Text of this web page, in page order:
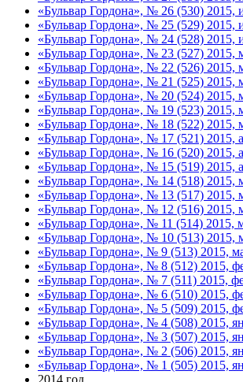
«Бульвар Гордона», № 26 (530) 2015,
«Бульвар Гордона», № 25 (529) 2015,
«Бульвар Гордона», № 24 (528) 2015,
«Бульвар Гордона», № 23 (527) 2015,
«Бульвар Гордона», № 22 (526) 2015,
«Бульвар Гордона», № 21 (525) 2015,
«Бульвар Гордона», № 20 (524) 2015,
«Бульвар Гордона», № 19 (523) 2015,
«Бульвар Гордона», № 18 (522) 2015,
«Бульвар Гордона», № 17 (521) 2015,
«Бульвар Гордона», № 16 (520) 2015,
«Бульвар Гордона», № 15 (519) 2015,
«Бульвар Гордона», № 14 (518) 2015,
«Бульвар Гордона», № 13 (517) 2015,
«Бульвар Гордона», № 12 (516) 2015,
«Бульвар Гордона», № 11 (514) 2015,
«Бульвар Гордона», № 10 (513) 2015,
«Бульвар Гордона», № 9 (513) 2015,
«Бульвар Гордона», № 8 (512) 2015,
«Бульвар Гордона», № 7 (511) 2015,
«Бульвар Гордона», № 6 (510) 2015,
«Бульвар Гордона», № 5 (509) 2015,
«Бульвар Гордона», № 4 (508) 2015,
«Бульвар Гордона», № 3 (507) 2015,
«Бульвар Гордона», № 2 (506) 2015,
«Бульвар Гордона», № 1 (505) 2015,
2014 год